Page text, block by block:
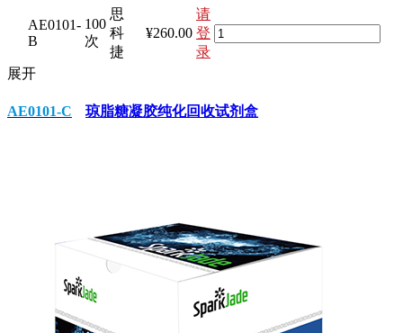
AE0101-
B
100
次
思
科
捷
¥260.00
请
登
录
展开
AE0101-C 琼脂糖凝胶纯化回收试剂盒